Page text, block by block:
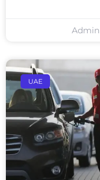
Admin
UAE